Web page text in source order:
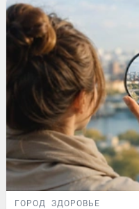
ГОРОД ЗДОРОВЬЕ